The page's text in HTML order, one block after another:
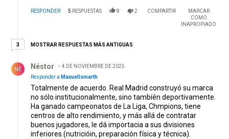
plantel. Nosotros tenemos el cara sería de Borja. Emblema
RESPONDER 5 RESPUESTAS 8 2 COMPARTIR
MARCAR
COMO
INAPROPIADO
33 respuestas más antiguas
MOSTRAR RESPUESTAS MÁS ANTIGUAS
NÉ Néstor
4 DE NOVIEMBRE DE 2025
Responder a Maxuellsmarth
Totalmente de acuerdo. Real Madrid construyó su marca
no sólo institucionalmente, sino tambíén deportivamente.
Ha ganado campeonatos de La Liga, Chmpions, tiene
centros de alto rendimiento, y más allá de contratar
buenos jugadores, le dá importacia a sus divisiones
inferiores.(nutricióin, preparación física y técnica).